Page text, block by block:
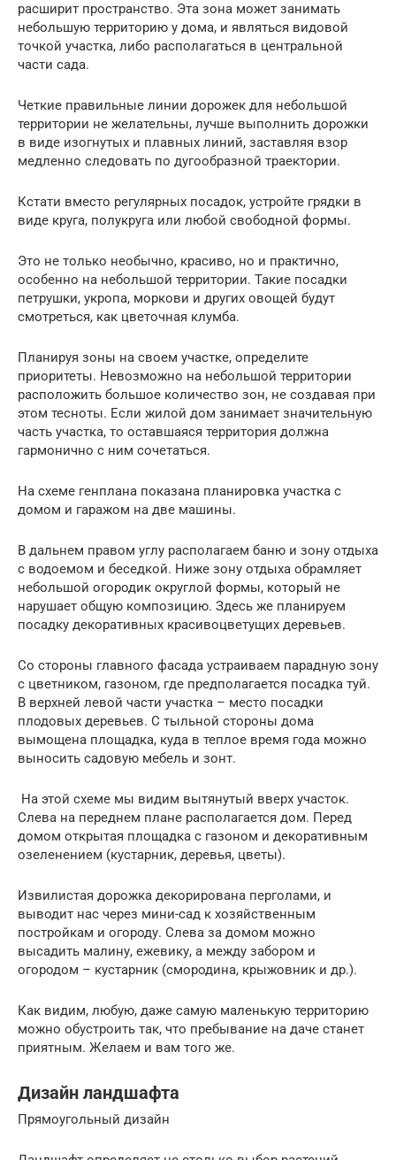
расширит пространство. Эта зона может занимать
небольшую территорию у дома, и являться видовой
точкой участка, либо располагаться в центральной
части сада.
Четкие правильные линии дорожек для небольшой
территории не желательны, лучше выполнить дорожки
в виде изогнутых и плавных линий, заставляя взор
медленно следовать по дугообразной траектории.
Кстати вместо регулярных посадок, устройте грядки в
виде круга, полукруга или любой свободной формы.
Это не только необычно, красиво, но и практично,
особенно на небольшой территории. Такие посадки
петрушки, укропа, моркови и других овощей будут
смотреться, как цветочная клумба.
Планируя зоны на своем участке, определите
приоритеты. Невозможно на небольшой территории
расположить большое количество зон, не создавая при
этом тесноты. Если жилой дом занимает значительную
часть участка, то оставшаяся территория должна
гармонично с ним сочетаться.
На схеме генплана показана планировка участка с
домом и гаражом на две машины.
В дальнем правом углу располагаем баню и зону отдыха
с водоемом и беседкой. Ниже зону отдыха обрамляет
небольшой огородик округлой формы, который не
нарушает общую композицию. Здесь же планируем
посадку декоративных красивоцветущих деревьев.
Со стороны главного фасада устраиваем парадную зону
с цветником, газоном, где предполагается посадка туй.
В верхней левой части участка – место посадки
плодовых деревьев. С тыльной стороны дома
вымощена площадка, куда в теплое время года можно
выносить садовую мебель и зонт.
На этой схеме мы видим вытянутый вверх участок.
Слева на переднем плане располагается дом. Перед
домом открытая площадка с газоном и декоративным
озеленением (кустарник, деревья, цветы).
Извилистая дорожка декорирована перголами, и
выводит нас через мини-сад к хозяйственным
постройкам и огороду. Слева за домом можно
высадить малину, ежевику, а между забором и
огородом – кустарник (смородина, крыжовник и др.).
Как видим, любую, даже самую маленькую территорию
можно обустроить так, что пребывание на даче станет
приятным. Желаем и вам того же.
Дизайн ландшафта
Прямоугольный дизайн